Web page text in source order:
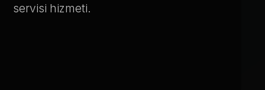
servisi hizmeti.